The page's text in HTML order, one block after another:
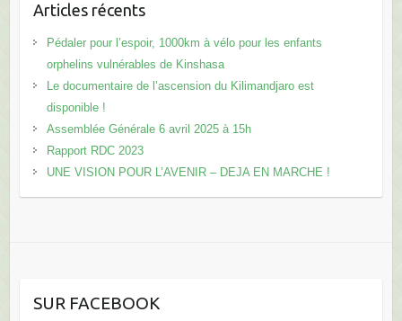
Articles récents
Pédaler pour l’espoir, 1000km à vélo pour les enfants
orphelins vulnérables de Kinshasa
Le documentaire de l’ascension du Kilimandjaro est
disponible !
Assemblée Générale 6 avril 2025 à 15h
Rapport RDC 2023
UNE VISION POUR L’AVENIR – DEJA EN MARCHE !
SUR FACEBOOK